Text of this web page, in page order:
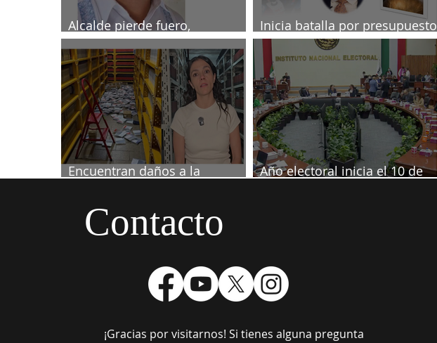
Alcalde pierde fuero,
investigado por muerte de
periodista
Inicia batalla por presupuesto
2027
Encuentran daños a la
Año electoral inicia el 10 de
Contacto
¡Gracias por visitarnos! Si tienes alguna pregunta